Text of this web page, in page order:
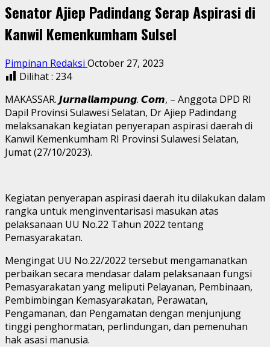
Senator Ajiep Padindang Serap Aspirasi di
Kanwil Kemenkumham Sulsel
Pimpinan Redaksi October 27, 2023
Dilihat : 234
MAKASSAR. 𝙅𝙪𝙧𝙣𝙖𝙡𝙡𝙖𝙢𝙥𝙪𝙣𝙜. 𝘾𝙤𝙢, – Anggota DPD RI
Dapil Provinsi Sulawesi Selatan, Dr Ajiep Padindang
melaksanakan kegiatan penyerapan aspirasi daerah di
Kanwil Kemenkumham RI Provinsi Sulawesi Selatan,
Jumat (27/10/2023).
Kegiatan penyerapan aspirasi daerah itu dilakukan dalam
rangka untuk menginventarisasi masukan atas
pelaksanaan UU No.22 Tahun 2022 tentang
Pemasyarakatan.
Mengingat UU No.22/2022 tersebut mengamanatkan
perbaikan secara mendasar dalam pelaksanaan fungsi
Pemasyarakatan yang meliputi Pelayanan, Pembinaan,
Pembimbingan Kemasyarakatan, Perawatan,
Pengamanan, dan Pengamatan dengan menjunjung
tinggi penghormatan, perlindungan, dan pemenuhan
hak asasi manusia.